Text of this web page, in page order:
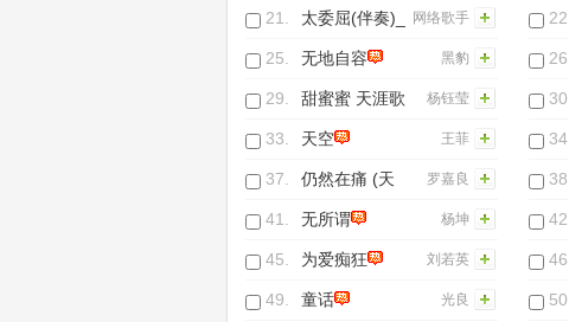
21.
太委屈(伴奏)_
陶晶莹(网络歌
网络歌手 22.
25. 无地自容 黑豹 26.
29.
甜蜜蜜 天涯歌
女
杨钰莹 30.
33. 天空 王菲 34.
37.
仍然在痛 (天
地豪情前三十
罗嘉良 38.
41. 无所谓 杨坤 42.
45. 为爱痴狂 刘若英 46.
49. 童话 光良 50.